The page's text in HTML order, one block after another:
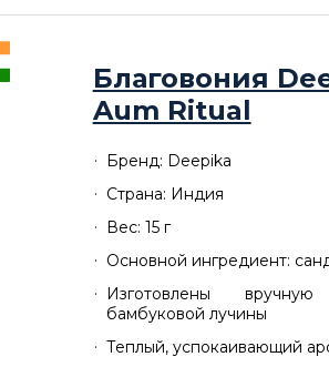
Благовония
Aum Ritual
Бренд: Deepika
Страна: Индия
Вес: 15 г
Основной ингредиент:
Изготовлены
бамбуковой лучины
Теплый, успокаивающий